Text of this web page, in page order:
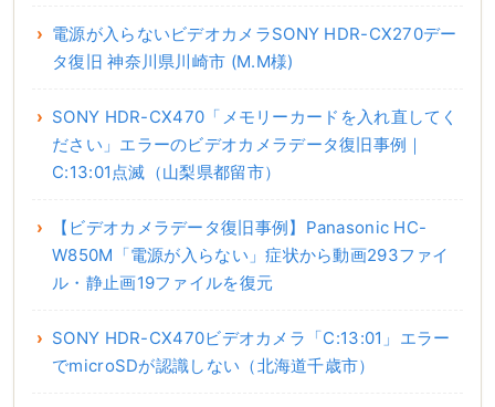
電源が入らないビデオカメラSONY HDR-CX270デー
タ復旧 神奈川県川崎市 (M.M様)
SONY HDR-CX470「メモリーカードを入れ直してく
ださい」エラーのビデオカメラデータ復旧事例｜
C:13:01点滅（山梨県都留市）
【ビデオカメラデータ復旧事例】Panasonic HC-
W850M「電源が入らない」症状から動画293ファイ
ル・静止画19ファイルを復元
SONY HDR-CX470ビデオカメラ「C:13:01」エラー
でmicroSDが認識しない（北海道千歳市）